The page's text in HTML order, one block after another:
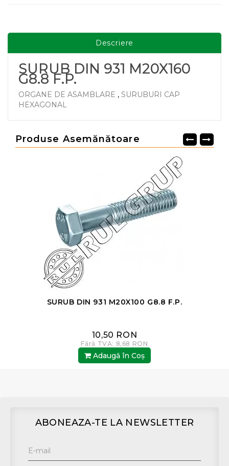
Descriere
SURUB DIN 931 M20X160
G8.8 F.P.
ORGANE DE ASAMBLARE , SURUBURI CAP
HEXAGONAL
Produse Asemănătoare
SURUB DIN 931 M20X100 G8.8 F.P.
10,50 RON
Fără TVA: 8,68 RON
Adaugă în Coş
ABONEAZA-TE LA NEWSLETTER